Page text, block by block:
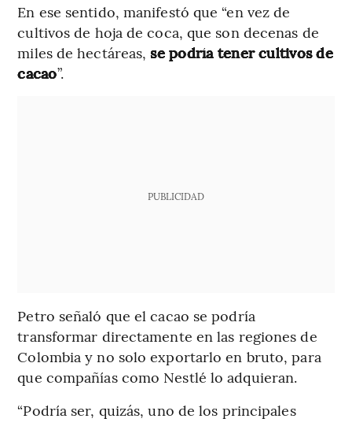
En ese sentido, manifestó que “en vez de
cultivos de hoja de coca, que son decenas de
miles de hectáreas,se podría tener cultivos de
cacao”.
PUBLICIDAD
Petro señaló que el cacao se podría
transformar directamente en las regiones de
Colombia y no solo exportarlo en bruto, para
que compañías como Nestlé lo adquieran.
“Podría ser, quizás, uno de los principales